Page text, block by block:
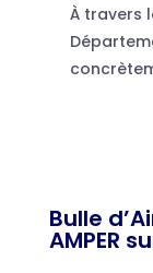
À travers
Bulle
AMPER